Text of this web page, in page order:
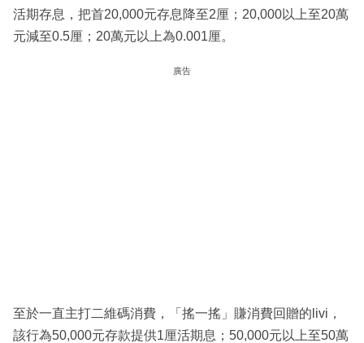
活期存息，把首20,000元存息降至2厘；20,000以上至20萬
元減至0.5厘；20萬元以上為0.001厘。
廣告
至於一直主打二維碼消費，「搖一搖」賺消費回贈的livi，
該行為50,000元存款提供1厘活期息；50,000元以上至50萬